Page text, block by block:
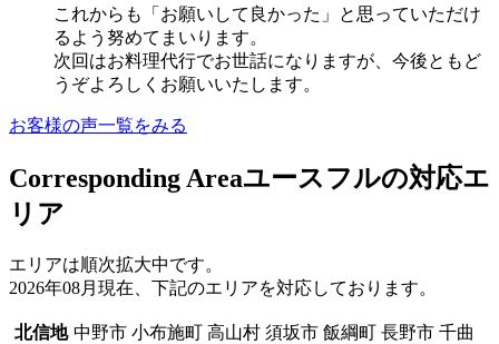
これからも「お願いして良かった」と思っていただけ
るよう努めてまいります。
次回はお料理代行でお世話になりますが、今後ともど
うぞよろしくお願いいたします。
お客様の声一覧をみる
Corresponding Areaユースフルの対応エ
リア
エリアは順次拡大中です。
2026年08月現在、下記のエリアを対応しております。
北信地 中野市 小布施町 高山村 須坂市 飯綱町 長野市 千曲